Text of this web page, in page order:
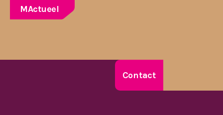
MActueel
Contact